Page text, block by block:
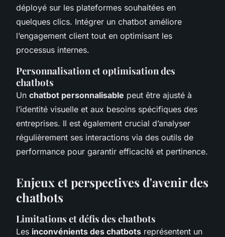
déployé sur les plateformes souhaitées en
quelques clics. Intégrer un chatbot améliore
l’engagement client tout en optimisant les
processus internes.
Personnalisation et optimisation des
chatbots
Un chatbot personnalisable peut être ajusté à
l’identité visuelle et aux besoins spécifiques des
entreprises. Il est également crucial d’analyser
régulièrement ses interactions via des outils de
performance pour garantir efficacité et pertinence.
Enjeux et perspectives d'avenir des
chatbots
Limitations et défis des chatbots
Les inconvénients des chatbots représentent un